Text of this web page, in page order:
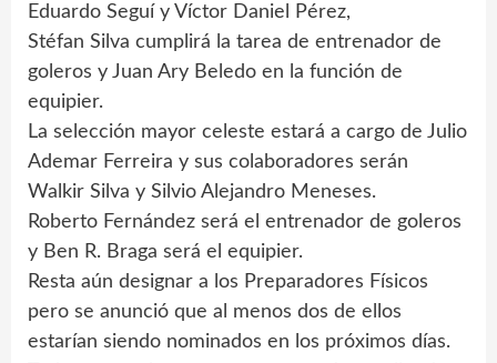
Eduardo Seguí y Víctor Daniel Pérez,
Stéfan Silva cumplirá la tarea de entrenador de
goleros y Juan Ary Beledo en la función de
equipier.
La selección mayor celeste estará a cargo de Julio
Ademar Ferreira y sus colaboradores serán
Walkir Silva y Silvio Alejandro Meneses.
Roberto Fernández será el entrenador de goleros
y Ben R. Braga será el equipier.
Resta aún designar a los Preparadores Físicos
pero se anunció que al menos dos de ellos
estarían siendo nominados en los próximos días.